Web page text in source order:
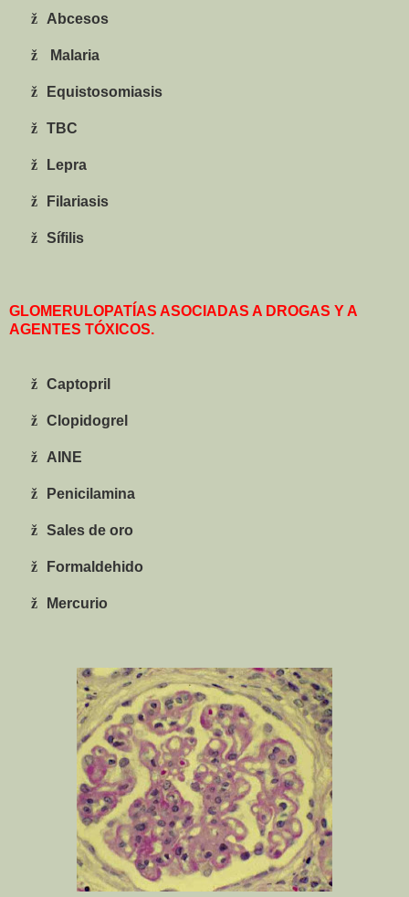
ž Abcesos
ž Malaria
ž Equistosomiasis
ž TBC
ž Lepra
ž Filariasis
ž Sífilis
GLOMERULOPATÍAS ASOCIADAS A DROGAS Y A
AGENTES TÓXICOS.
ž Captopril
ž Clopidogrel
ž AINE
ž Penicilamina
ž Sales de oro
ž Formaldehido
ž Mercurio